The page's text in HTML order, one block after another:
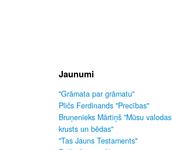
Jaunumi
"Grāmata par grāmatu"
Pličs Ferdinands "Precības"
Bruņenieks Mārtiņš "Mūsu valodas
krusts un bēdas"
"Tas Jauns Testaments"